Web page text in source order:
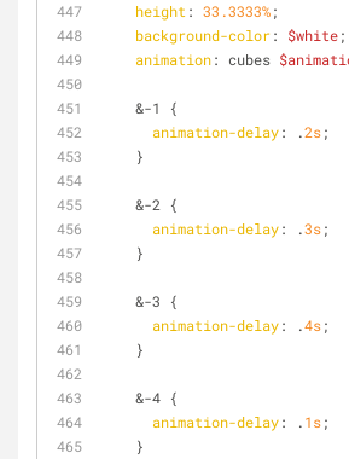
height : 33.3333%;
background-color: $white;
animation: cubes
    &-1 {
animation-delay: .2s;
    }
    &-2 {
animation-delay: .3s;
    }
    &-3 {
animation-delay: .4s;
    }
    &-4 {
animation-delay: .1s;
    }